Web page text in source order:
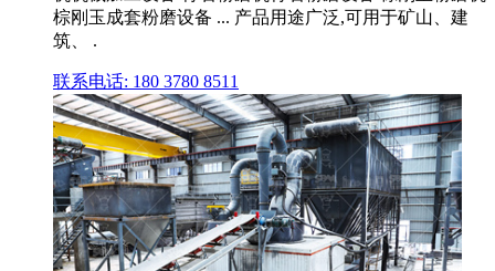
棕刚玉成套粉磨设备 ... 产品用途广泛,可用于矿山、建
筑、 .
联系电话: 180 3780 8511